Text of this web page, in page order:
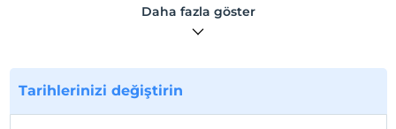
Otel koşulları
Daha fazla göster
Tarihlerinizi değiştirin